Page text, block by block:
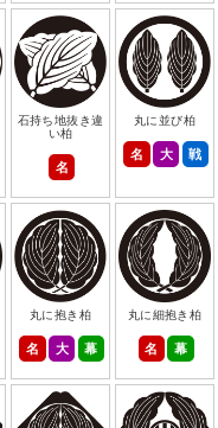
石持ち地抜き違
い柏
名
丸に並び柏
名 大 戦
丸に抱き柏
名 大 幕
丸に細抱き柏
名 幕